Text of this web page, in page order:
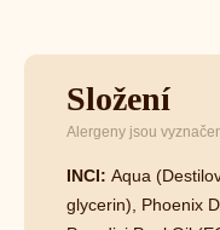
Složení
Alergeny jsou
INCI: Aqua
glycerin), Phoenix